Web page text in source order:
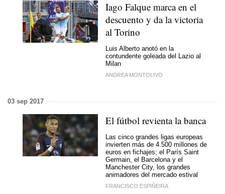
Iago Falque marca en el
descuento y da la victoria
al Torino
Luis Alberto anotó en la
contundente goleada del Lazio al
Milan
ANDREA MONTOLIVO
03 sep 2017
El fútbol revienta la banca
Las cinco grandes ligas europeas
invierten más de 4.500 millones de
euros en fichajes; el París Saint
Germain, el Barcelona y el
Manchester City, los grandes
animadores del mercado estival
FRANCISCO ESPIÑEIRA